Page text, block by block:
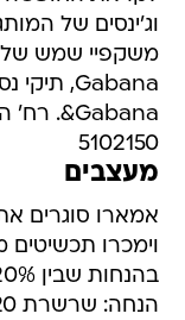
וג'ינסים של
5102150
מעצבים
אמארו סוגרים
וימכרו תכשיטים